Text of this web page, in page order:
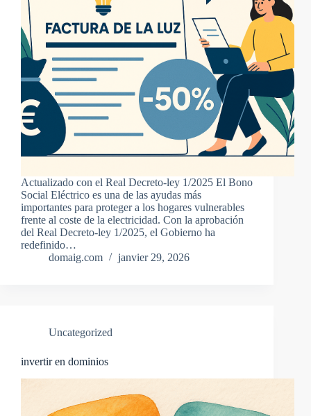
Actualizado con el Real Decreto-ley 1/2025 El Bono
Social Eléctrico es una de las ayudas más
importantes para proteger a los hogares vulnerables
frente al coste de la electricidad. Con la aprobación
del Real Decreto-ley 1/2025, el Gobierno ha
redefinido…
domaig.com
janvier 29, 2026
Uncategorized
invertir en dominios